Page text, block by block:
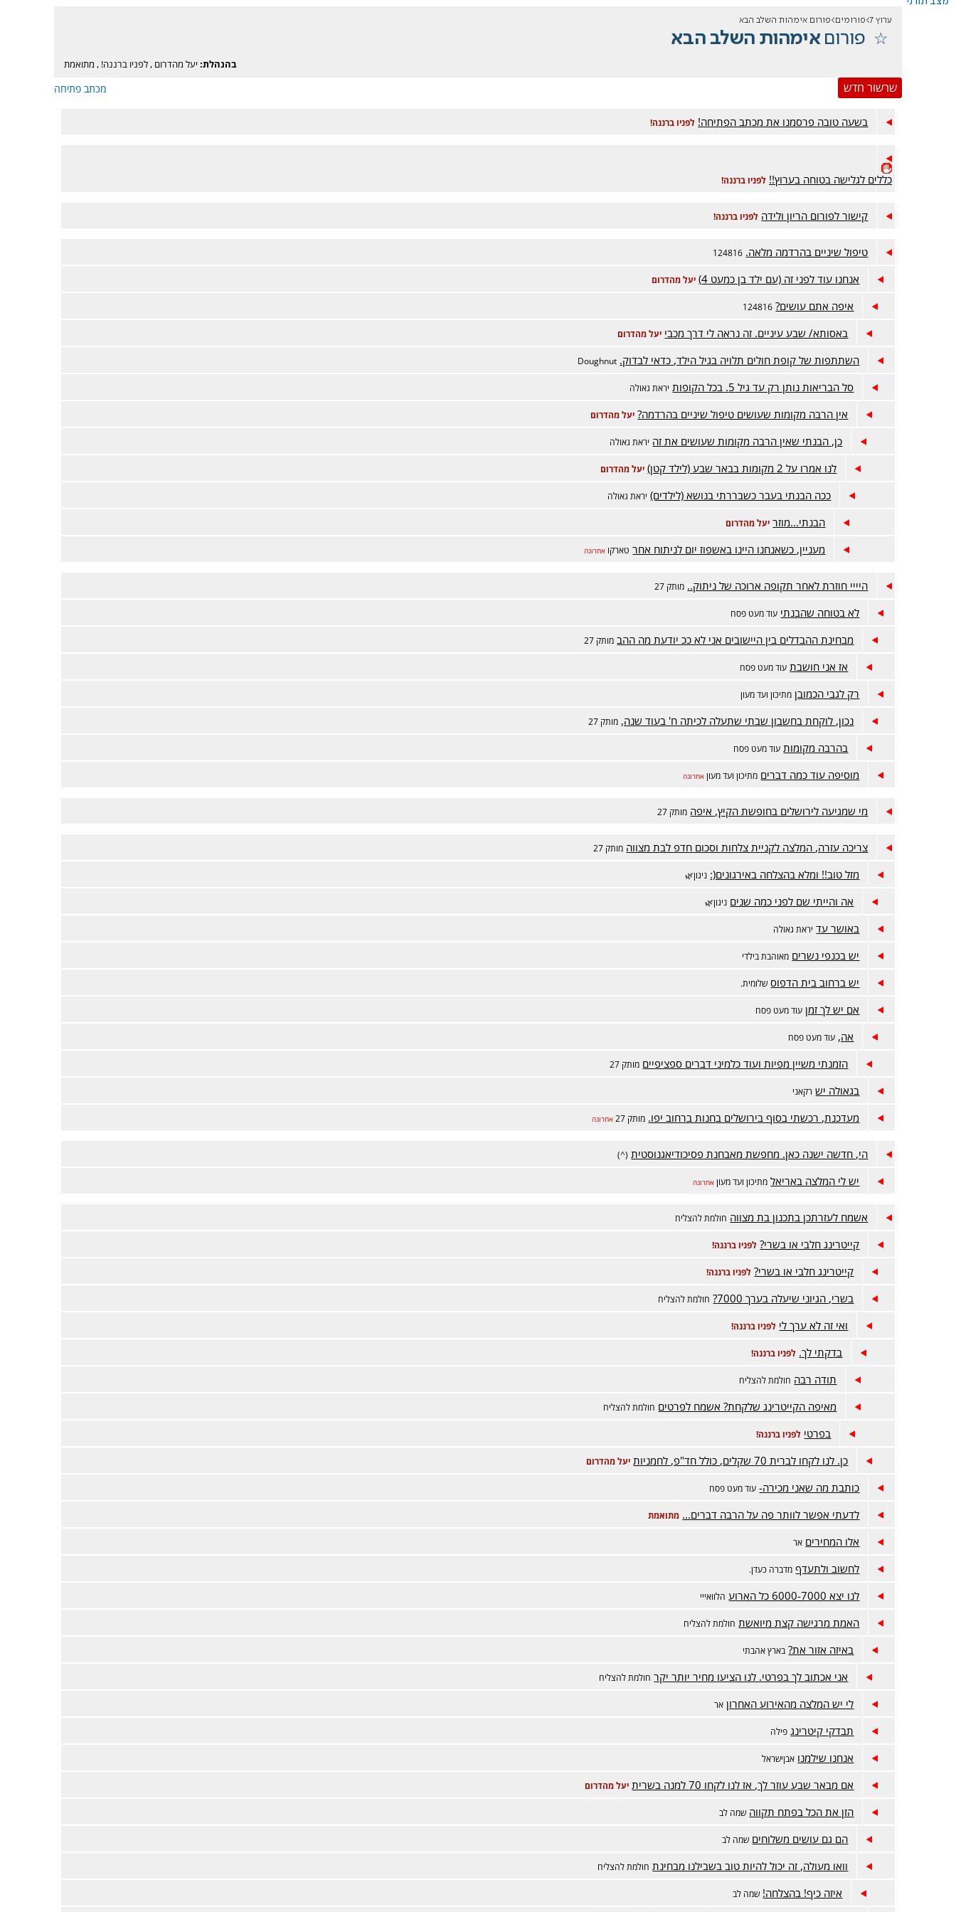
ערוץ 7 פורומים פורום אימהות השלב הבא
פורוםאימהות השלב הבא
בהנהלת: יעל מהדרום ,לפניו ברננה! , מתואמת
מכתב פתיחה שרשור חדש
בשעה טובה פרסמנו את מכתב הפתיחה! לפניו ברננה!
כללים לגלישה בטוחה בערוץ!! לפניו ברננה!
קישור לפורום הריון ולידה לפניו ברננה!
טיפול שיניים בהרדמה מלאה. 124816
אנחנו עוד לפני זה (עם ילד בן כמעט 4) יעל מהדרום
איפה אתם עושים? 124816
באסותא/ שבע עיניים. זה נראה לי דרך מכבי יעל מהדרום
השתתפות של קופת חולים תלויה בגיל הילד, כדאי לבדוק. Doughnut
סל הבריאות נותן רק עד גיל 5. בכל הקופות יראת גאולה
אין הרבה מקומות שעושים טיפול שיניים בהרדמה? יעל מהדרום
כן, הבנתי שאין הרבה מקומות שעושים את זה יראת גאולה
לנו אמרו על 2 מקומות בבאר שבע (לילד קטן) יעל מהדרום
ככה הבנתי בעבר כשבררתי בנושא (לילדים) יראת גאולה
הבנתי...מוזר יעל מהדרום
מעניין, כשאנחנו היינו באשפוז יום לניתוח אחר טארקו אחרונה
היייי חוזרת לאחר תקופה ארוכה של ניתוק.. מותק 27
לא בטוחה שהבנתי עוד מעט פסח
מבחינת ההבדלים בין היישובים אני לא ככ יודעת מה ההב מותק 27
אז אני חושבת עוד מעט פסח
רק לגבי הכמובן מתיכון ועד מעון
נכון, לוקחת בחשבון שבתי שתעלה לכיתה ח' בעוד שנה, מותק 27
בהרבה מקומות עוד מעט פסח
מוסיפה עוד כמה דברים מתיכון ועד מעון אחרונה
מי שמגיעה לירושלים בחופשת הקיץ, איפה מותק 27
צריכה עזרה, המלצה לקניית צלחות וסכום חדפ לבת מצווה מותק 27
מזל טוב!! ומלא בהצלחה באירגונים(: ניגון🌿
אה והייתי שם לפני כמה שנים ניגון🌿
באושר עד יראת גאולה
יש בכנפי נשרים מאוהבת בילדי
יש ברחוב בית הדפוס שלומית.
אם יש לך זמן עוד מעט פסח
אה, עוד מעט פסח
הזמנתי משיין מפיות ועוד כלמיני דברים ספציפיים מותק 27
בגאולה יש רקאני
מעדכנת, רכשתי בסוף בירושלים בחנות ברחוב יפו. מותק 27 אחרונה
הי, חדשה ישנה כאן. מחפשת מאבחנת פסיכודיאגנוסטית (^)
יש לי המלצה באריאל מתיכון ועד מעון אחרונה
אשמח לעזרתכן בתכנון בת מצווה חולמת להצליח
קייטרינג חלבי או בשרי? לפניו ברננה!
קייטרינג חלבי או בשרי? לפניו ברננה!
בשרי, הגיוני שיעלה בערך 7000? חולמת להצליח
ואי זה לא ערך לי לפניו ברננה!
בדקתי לך. לפניו ברננה!
תודה רבה חולמת להצליח
מאיפה הקייטרינג שלקחת? אשמח לפרטים חולמת להצליח
בפרטי לפניו ברננה!
כן. לנו לקחו לברית 70 שקלים, כולל חד"פ, לחמניות יעל מהדרום
כותבת מה שאני מכירה- עוד מעט פסח
לדעתי אפשר לוותר פה על הרבה דברים... מתואמת
אלו המחירים אר
לחשוב ולתעדף מדברה כעדן.
לנו יצא 6000-7000 כל הארוע הלוואייי
האמת מרגישה קצת מיואשת חולמת להצליח
באיזה אזור את? בארץ אהבתי
אני אכתוב לך בפרטי. לנו הציעו מחיר יותר יקר חולמת להצליח
לי יש המלצה מהאירוע האחרון אר
תבדקי קיטרינג פילה
אנחנו שילמנו אבןישראל
אם מבאר שבע עוזר לך, אז לנו לקחו 70 למנה בשרית יעל מהדרום
הזן את הכל בפתח תקווה שמה לב
הם גם עושים משלוחים שמה לב
וואו מעולה, זה יכול להיות טוב בשבילנו מבחינת חולמת להצליח
איזה כיף! בהצלחה! שמה לב